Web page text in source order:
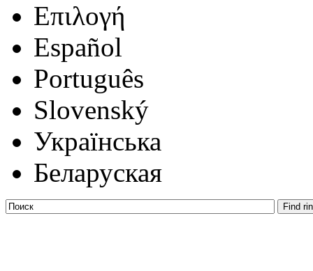
Επιλογή
Español
Português
Slovenský
Українська
Беларуская